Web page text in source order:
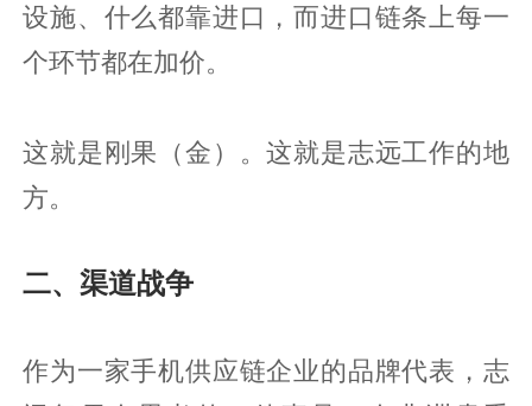
设施、什么都靠进口，而进口链条上每一
个环节都在加价。
这就是刚果（金）。这就是志远工作的地
方。
二、渠道战争
作为一家手机供应链企业的品牌代表，志